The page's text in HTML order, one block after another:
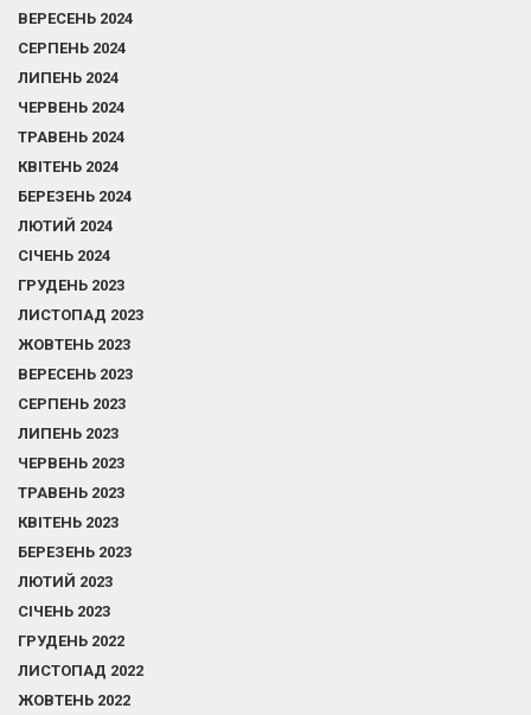
ВЕРЕСЕНЬ 2024
СЕРПЕНЬ 2024
ЛИПЕНЬ 2024
ЧЕРВЕНЬ 2024
ТРАВЕНЬ 2024
КВІТЕНЬ 2024
БЕРЕЗЕНЬ 2024
ЛЮТИЙ 2024
СІЧЕНЬ 2024
ГРУДЕНЬ 2023
ЛИСТОПАД 2023
ЖОВТЕНЬ 2023
ВЕРЕСЕНЬ 2023
СЕРПЕНЬ 2023
ЛИПЕНЬ 2023
ЧЕРВЕНЬ 2023
ТРАВЕНЬ 2023
КВІТЕНЬ 2023
БЕРЕЗЕНЬ 2023
ЛЮТИЙ 2023
СІЧЕНЬ 2023
ГРУДЕНЬ 2022
ЛИСТОПАД 2022
ЖОВТЕНЬ 2022